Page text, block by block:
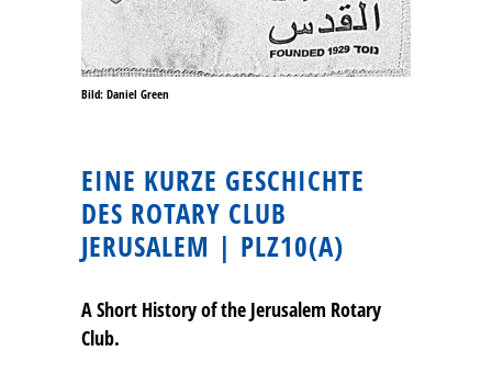
EINE KURZE GESCHICHTE
DES ROTARY CLUB
JERUSALEM | PLZ10(A)
A Short History of the Jerusalem Rotary
Club.
Bild: Daniel Green